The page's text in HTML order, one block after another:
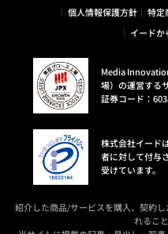
個人情報保護方針
特定
イードか
Media
場）の運営する
証券コード：
株式会社イード
者に対して付与
受けています。
紹介した商品/サービスを購入、契約
れるこ